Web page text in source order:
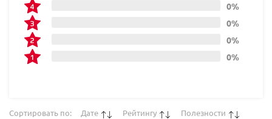
0%
0%
0%
0%
Сортировать по: Дате Рейтингу Полезности